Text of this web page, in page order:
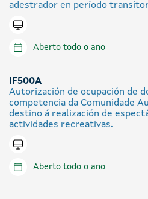
adestrador en período
Tramitar en liña
Aberto todo o ano
IF500A
Autorización de ocupación de
competencia da Comunidade
destino á realización de
actividades recreativas.
Tramitar en liña
Aberto todo o ano